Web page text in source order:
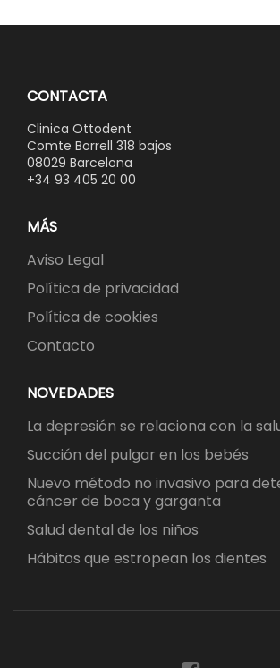
CONTACTA
Clinica Ottodent
Comte Borrell 318 bajos
08029 Barcelona
+34 93 405 20 00
MÁS
Aviso Legal
Política de privacidad
Política de cookies
Contacto
NOVEDADES
La depresión se relaciona con la
Succión del pulgar en los bebés
Nuevo método no invasivo para
cáncer de boca y garganta
Salud dental de los niños
Hábitos que estropean los dientes